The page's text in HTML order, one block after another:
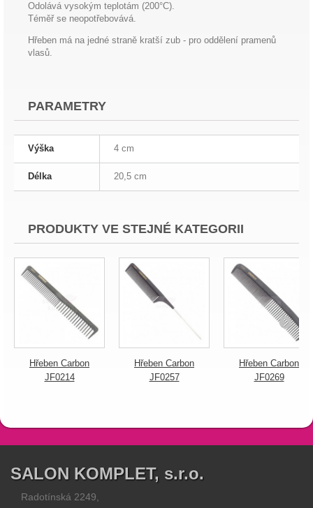
Odolává vysokým teplotám (200°C).
Téměř se neopotřebovává.
Hřeben má na jedné straně kratší zub - pro oddělení pramenů
vlasů.
PARAMETRY
Výška 4 cm
Délka 20,5 cm
PRODUKTY VE STEJNÉ KATEGORII
Hřeben Carbon
JF0214
Hřeben Carbon
JF0257
Hřeben Carbon
JF0269
SALON KOMPLET, s.r.o.
Radotínská 2249,